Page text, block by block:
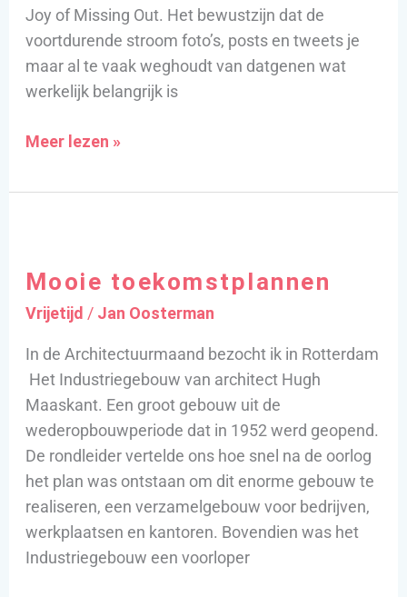
Joy of Missing Out. Het bewustzijn dat de
voortdurende stroom foto’s, posts en tweets je
maar al te vaak weghoudt van datgenen wat
werkelijk belangrijk is
Meer lezen »
Mooie toekomstplannen
Vrijetijd / Jan Oosterman
In de Architectuurmaand bezocht ik in Rotterdam
Het Industriegebouw van architect Hugh
Maaskant. Een groot gebouw uit de
wederopbouwperiode dat in 1952 werd geopend.
De rondleider vertelde ons hoe snel na de oorlog
het plan was ontstaan om dit enorme gebouw te
realiseren, een verzamelgebouw voor bedrijven,
werkplaatsen en kantoren. Bovendien was het
Industriegebouw een voorloper